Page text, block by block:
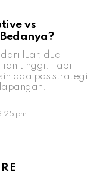
vs
dari luar, dua-
tinggi. Tapi
ada pas strategi
pm